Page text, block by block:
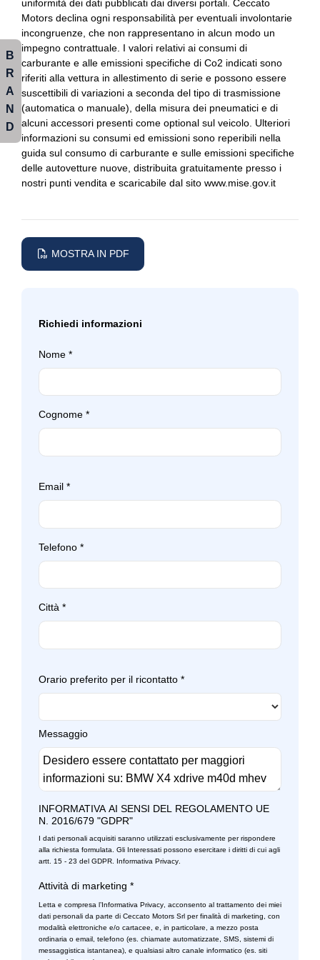
Interni personalizzazione colori
Kit emergenza
Limitatore di velocità
Maniglie esterne in tinta
Pacchetto
Pacchetto sicurezza
Personalizzazioni linea e stile
Poggiatesta anteriori regolabili
Portaoggetti aggiuntivi
Regolatore di velocità - cruise control
Retrovisore interno auto-anabbagliante
Sedili anteriori sportivi
Sedili regolabili elettricamente
Selettore stile di guida
Sistema audio
Sistema di apertura keyless
Sistema di protezione urto pedoni
Start & stop
Strumentazione digitale con display
Supporto lombare
Tappetini
Trazione integrale
Usb
Volante
Controllo della trazione
Cristalli atermici
Differenziale autobloccante elettronico
Dpf / fap
Fissaggi isofix
Freni a disco autoventilanti
Funzioni preferite programmabili
Guida uso e manutenzione integrata e accessibile via control
Indicatore usura freni
Indicatori di direzione integrati negli specchietti retrovisori
Keyless system
Kit attrezzi
Kit emergenza
Luci freno dinamiche
Pinze freni colorate
Portaoggetti aggiuntivi
Portellone bagagliaio elettrico
Protezione laterale contro urti integrata
Radio digitale dab
uniformità dei dati pubblicati dai diversi portali. Ceccato
Motors declina ogni responsabilità per eventuali involontarie
incongruenze, che non rappresentano in alcun modo un
impegno contrattuale. I valori relativi ai consumi di
carburante e alle emissioni specifiche di Co2 indicati sono
riferiti alla vettura in allestimento di serie e possono essere
suscettibili di variazioni a seconda del tipo di trasmissione
(automatica o manuale), della misura dei pneumatici e di
alcuni accessori presenti come optional sul veicolo. Ulteriori
informazioni su consumi ed emissioni sono reperibili nella
guida sul consumo di carburante e sulle emissioni specifiche
delle autovetture nuove, distribuita gratuitamente presso i
nostri punti vendita e scaricabile dal sito www.mise.gov.it
MOSTRA IN PDF
Richiedi informazioni
Nome *
Cognome *
Email *
Telefono *
Città *
Orario preferito per il ricontatto *
Messaggio
INFORMATIVA AI SENSI DEL REGOLAMENTO UE
N. 2016/679 "GDPR"
I dati personali acquisiti saranno utilizzati esclusivamente per rispondere
alla richiesta formulata. Gli Interessati possono esercitare i diritti di cui agli
artt. 15 - 23 del GDPR.
Informativa Privacy.
Attività di marketing *
Letta e compresa l’ Informativa Privacy, acconsento al trattamento dei miei
dati personali da parte di Ceccato Motors Srl per finalità di marketing, con
modalità elettroniche e/o cartacee, e, in particolare, a mezzo posta
ordinaria o email, telefono (es. chiamate automatizzate, SMS, sistemi di
messaggistica istantanea), e qualsiasi altro canale informatico (es. siti
B
R
A
N
D